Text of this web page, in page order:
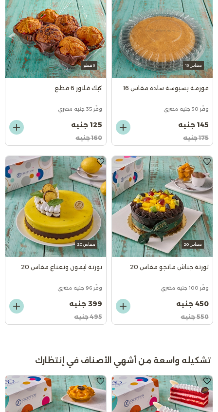
مقاس 16
فورمة بسبوسة سادة مقاس 16
وفّر 30 جنيه مصري
145 جنيه
175 جنيه
6 قطع
كيك فلاور 6 قطع
وفّر 35 جنيه مصري
125 جنيه
160 جنيه
مقاس 20
تورتة جناش مانجو مقاس 20
وفّر 100 جنيه مصري
450 جنيه
550 جنيه
مقاس 20
تورتة ليمون ونعناع مقاس 20
وفّر 96 جنيه مصري
399 جنيه
495 جنيه
تشكيله واسعة من أشهي الأصناف في إنتظارك